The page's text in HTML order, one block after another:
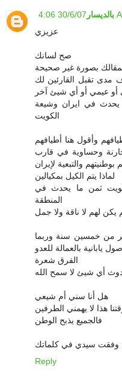
بالديسار 30/6/
عزيزي
صح لسانك
بصورة غير صحيحة
مدى تقبل القارئين لك
عيمي أو أي شيئ آخر
في ايران وشيعة
الكويت
وأقول هنا أطيافهم
وحساوية في قارب
والتبعية لإيران
لماذا يتم الكيل بمكيالين
ثمن ما يحدث في
المنطقة
يكن لهم لا ناقة ولا جمل
من خمسين سنة وربما
يابانية بالعمالة للعدو
الفرق شعرة
أي شيئ لا سمح الله
هل أنا سني أم شيعي
هذا لا يهمني الطرفين
فالجميع يذبح الوطن
وفقت سيدي في كلماتك
Reply